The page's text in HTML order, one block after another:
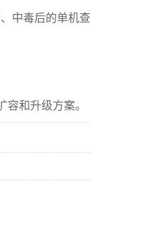
中毒后的单机查
和升级方案。